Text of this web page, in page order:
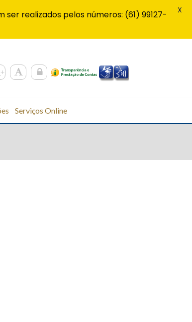
Serviços Online
realizados pelos números: (61) 99127-
X